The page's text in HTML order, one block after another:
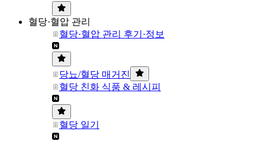
혈당·혈압 관리
혈당·혈압 관리 후기·정보
당뇨/혈당 매거진
혈당 친화 식품 & 레시피
혈당 일기